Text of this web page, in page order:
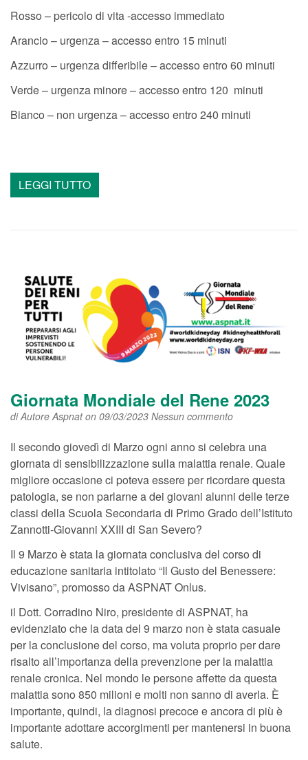
Rosso – pericolo di vita -accesso immediato
Arancio – urgenza – accesso entro 15 minuti
Azzurro – urgenza differibile – accesso entro 60 minuti
Verde – urgenza minore – accesso entro 120 minuti
Bianco – non urgenza – accesso entro 240 minuti
LEGGI TUTTO
Giornata Mondiale del Rene 2023
diAutore Aspnaton 09/03/2023 Nessun commento
Il secondo giovedì di Marzo ogni anno si celebra una
giornata di sensibilizzazione sulla malattia renale. Quale
migliore occasione ci poteva essere per ricordare questa
patologia, se non parlarne a dei giovani alunni delle terze
classi della Scuola Secondaria di Primo Grado dell’Istituto
Zannotti-Giovanni XXIII di San Severo?
Il 9 Marzo è stata la giornata conclusiva del corso di
educazione sanitaria intitolato “Il Gusto del Benessere:
Vivisano”, promosso da ASPNAT Onlus.
il Dott. Corradino Niro, presidente di ASPNAT, ha
evidenziato che la data del 9 marzo non è stata casuale
per la conclusione del corso, ma voluta proprio per dare
risalto all’importanza della prevenzione per la malattia
renale cronica. Nel mondo le persone affette da questa
malattia sono 850 milioni e molti non sanno di averla. È
importante, quindi, la diagnosi precoce e ancora di più è
importante adottare accorgimenti per mantenersi in buona
salute.